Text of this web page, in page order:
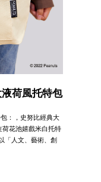
荷風托特包
：，史努比經典大
荷花池嬉戲米白托特
「人文、藝術、創